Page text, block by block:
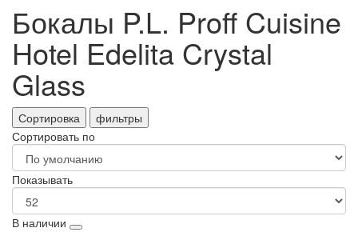
Бокалы P.L. Proff Cuisine
Hotel Edelita Crystal
Glass
Сортировка
фильтры
Сортировать по
Показывать
В наличии